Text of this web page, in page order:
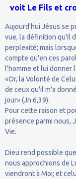
voit Le Fils et
Aujourd'hui Jésus se
vue, la définition qu'il
perplexité; mais
compte qu'en ces
l'homme et lui donner
«Or, la Volonté de
de ceux qu'il m'a
jour» (Jn 6,39).
Pour cette raison et
présence parmi nous,
Vie.
Dieu rend possible
nous approchions de
viendront à Moi; et